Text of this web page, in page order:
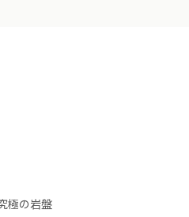
極の岩盤